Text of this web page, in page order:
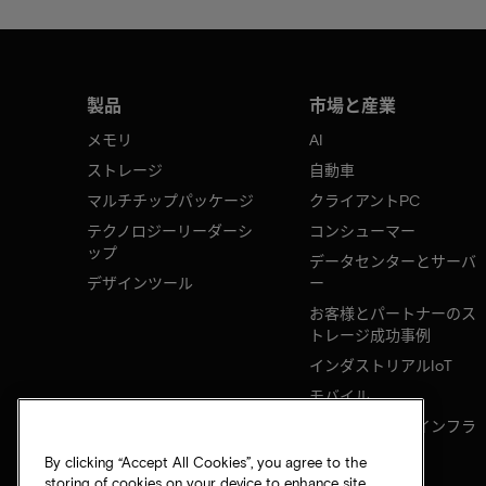
製品
メモリ
ストレージ
マルチチップパッケージ
テクノロジーリーダーシ
ップ
デザインツール
市場と産業
AI
自動車
クライアントPC
コンシューマー
データセンターとサーバ
ー
お客様とパートナーのス
トレージ成功事例
インダストリアルIoT
モバイル
ネットワークのインフラ
By clicking “Accept All Cookies”, you agree to the